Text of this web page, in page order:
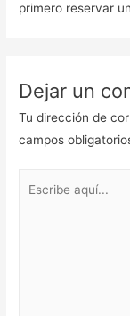
primero reservar
Dejar un
Tu dirección de
campos